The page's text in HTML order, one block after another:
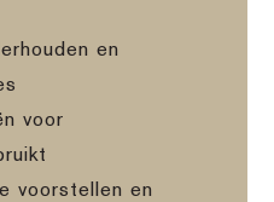
en
voor
voorstellen en